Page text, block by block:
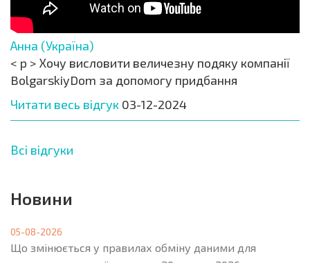
Анна (Україна)
< p > Хочу висловити величезну подяку компанії
BolgarskiyDom за допомогу придбання
Читати весь відгук 03-12-2024
Всі відгуки
Новини
05-08-2026
Що змінюється у правилах обміну даними для